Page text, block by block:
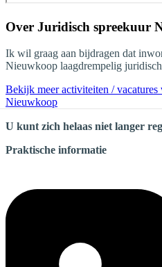
Over Juridisch spreekuur
Ik wil graag aan bijdragen dat
Nieuwkoop laagdrempelig
Bekijk meer activiteiten / vacatures
Nieuwkoop
U kunt zich helaas niet langer
Praktische informatie